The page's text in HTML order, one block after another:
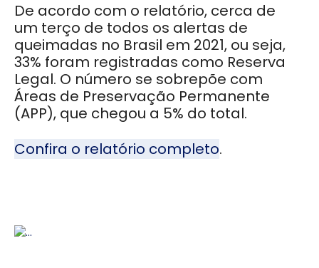
De acordo com o relatório, cerca de
um terço de todos os alertas de
queimadas no Brasil em 2021, ou seja,
33% foram registradas como Reserva
Legal. O número se sobrepõe com
Áreas de Preservação Permanente
(APP), que chegou a 5% do total.
Confira o relatório completo.